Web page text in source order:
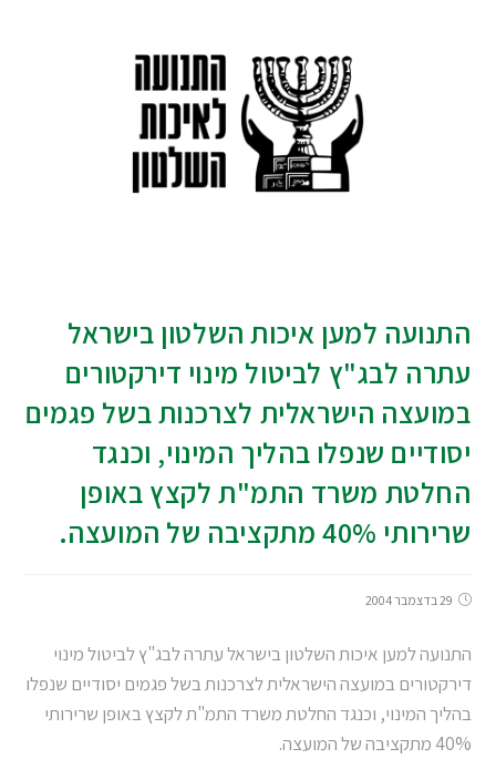
התנועה למען איכות השלטון בישראל
עתרה לבג"ץ לביטול מינוי דירקטורים
במועצה הישראלית לצרכנות בשל פגמים
יסודיים שנפלו בהליך המינוי, וכנגד
החלטת משרד התמ"ת לקצץ באופן
שרירותי 40% מתקציבה של המועצה.
29 בדצמבר 2004
התנועה למען איכות השלטון בישראל עתרה לבג"ץ לביטול מינוי
דירקטורים במועצה הישראלית לצרכנות בשל פגמים יסודיים שנפלו
בהליך המינוי, וכנגד החלטת משרד התמ"ת לקצץ באופן שרירותי
40% מתקציבה של המועצה.